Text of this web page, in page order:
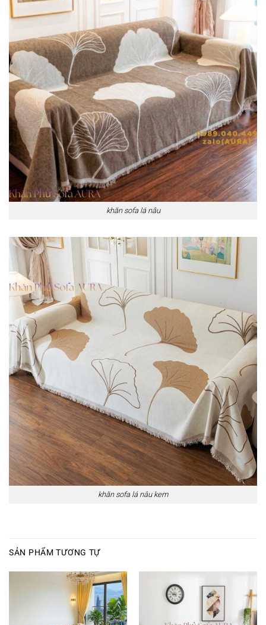
khăn sofa lá nâu
khăn sofa lá nâu kem
SẢN PHẨM TƯƠNG TỰ